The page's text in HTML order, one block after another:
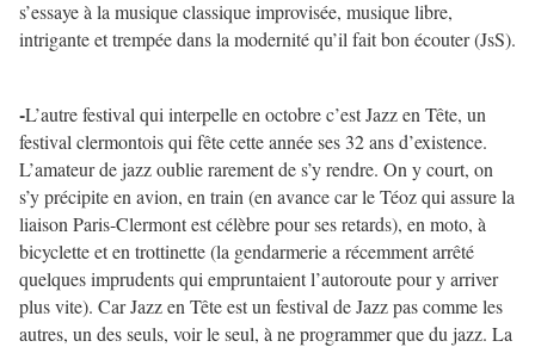
s’essaye à la musique classique improvisée, musique libre,
intrigante et trempée dans la modernité qu’il fait bon écouter (JsS).
-L’autre festival qui interpelle en octobre c’est Jazz en Tête, un
festival clermontois qui fête cette année ses 32 ans d’existence.
L’amateur de jazz oublie rarement de s’y rendre. On y court, on
s’y précipite en avion, en train (en avance car le Téoz qui assure la
liaison Paris-Clermont est célèbre pour ses retards), en moto, à
bicyclette et en trottinette (la gendarmerie a récemment arrêté
quelques imprudents qui empruntaient l’autoroute pour y arriver
plus vite). Car Jazz en Tête est un festival de Jazz pas comme les
autres, un des seuls, voir le seul, à ne programmer que du jazz. La